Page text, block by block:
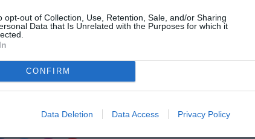
opt-out of Collection, Use, Retention, Sale, and/or Sharing
Data that Is Unrelated with the Purposes for which it
CONFIRM
Data Deletion Data Access Privacy Policy
και τον Πολιτισμό!